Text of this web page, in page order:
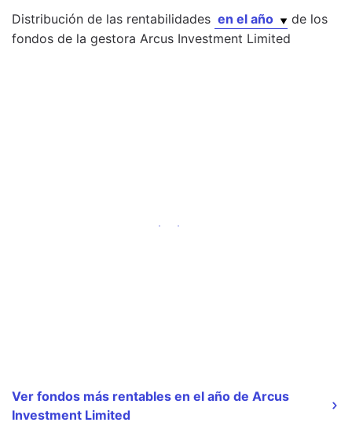
Distribución de las rentabilidades en el año
de los
fondos de la gestora Arcus Investment Limited
Ver fondos más rentables en el año de Arcus
Investment Limited